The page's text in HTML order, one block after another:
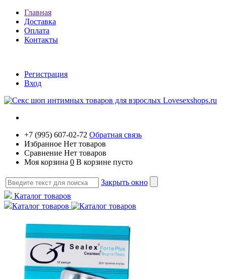
Главная
Доставка
Оплата
Контакты
Регистрация
Вход
+7 (995) 607-02-72 Обратная связь
Избранное Нет товаров
Сравнение Нет товаров
Моя корзина 0 В корзине пусто
Закрыть окно
Каталог товаров
Каталог товаров